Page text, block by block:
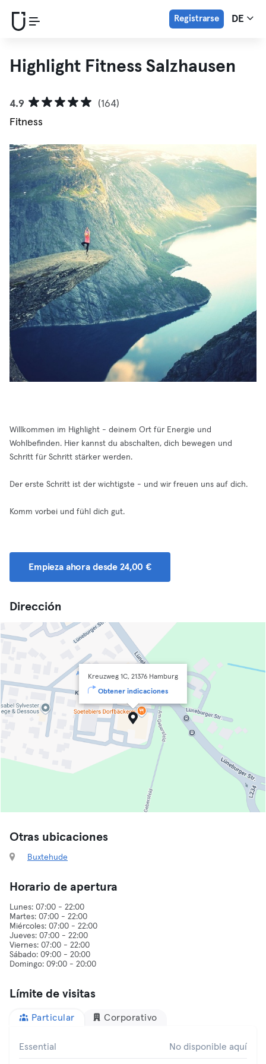
Registrarse DE
Highlight Fitness Salzhausen
4.9
(164)
Fitness
Willkommen im Highlight - deinem Ort für Energie und
Wohlbefinden. Hier kannst du abschalten, dich bewegen und
Schritt für Schritt stärker werden.
Der erste Schritt ist der wichtigste - und wir freuen uns auf dich.
Komm vorbei und fühl dich gut.
Empieza ahora desde 24,00 €
Dirección
Kreuzweg 1C, 21376 Hamburg
Obtener indicaciones
Otras ubicaciones
Buxtehude
Horario de apertura
Lunes: 07:00 - 22:00
Martes: 07:00 - 22:00
Miércoles: 07:00 - 22:00
Jueves: 07:00 - 22:00
Viernes: 07:00 - 22:00
Sábado: 09:00 - 20:00
Límite de visitas
Particular Corporativo
Essential No disponible aquí